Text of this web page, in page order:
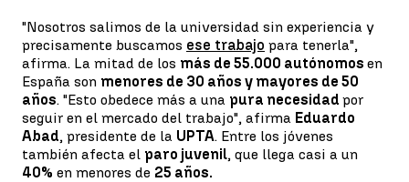
"Nosotros salimos de la universidad sin experiencia y
precisamente buscamos ese trabajo para tenerla",
afirma. La mitad de los más de 55.000 autónomos en
España son menores de 30 años y mayores de 50
años. "Esto obedece más a una pura necesidad por
seguir en el mercado del trabajo", afirma Eduardo
Abad, presidente de la UPTA. Entre los jóvenes
también afecta el paro juvenil, que llega casi a un
40% en menores de 25 años.